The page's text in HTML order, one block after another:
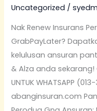
Uncategorized /
Nak Renew Insurans
GrabPayLater?
kelulusan ansuran
& Alza anda sekarang!
UNTUK WHATSAPP
abanginsuran.com